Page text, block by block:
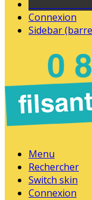
Connexion
Sidebar
Menu
Rechercher
Switch skin
Connexion